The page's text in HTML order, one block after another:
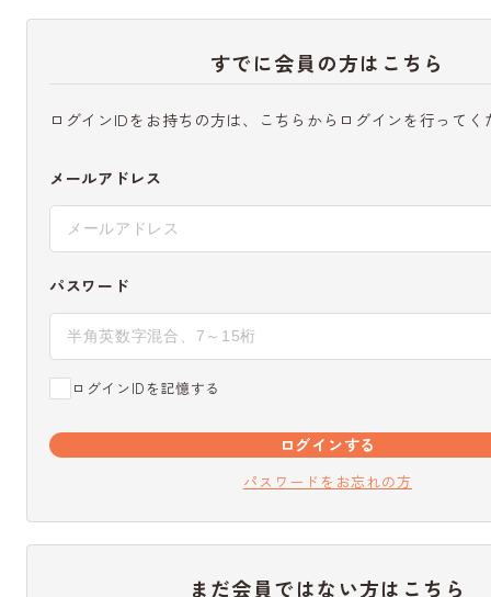
すでに会員の方はこちら
ログインIDをお持ちの方は、こちらからログインを行ってく
メールアドレス
パスワード
ログインIDを記憶する
ログインする
パスワードをお忘れの方
まだ会員ではない方はこちら